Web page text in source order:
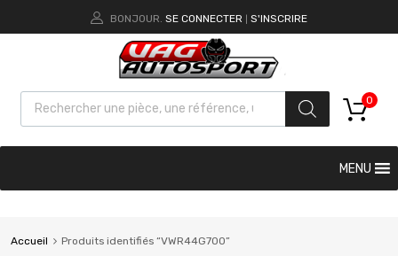
BONJOUR. SE CONNECTER S'INSCRIRE
0
MENU
Accueil Produits identifiés “VWR44G700”